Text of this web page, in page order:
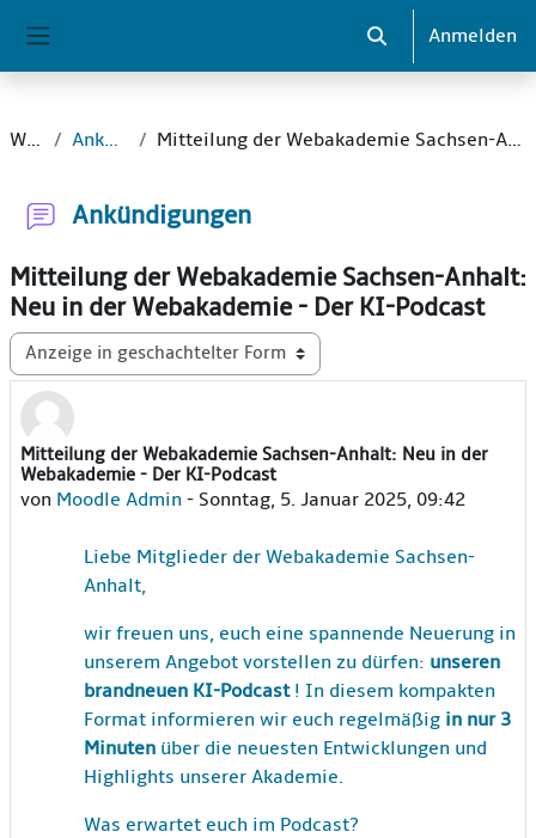
Sucheingabe
Anmelden
Website Ankündigungen Mitteilung der Webakademie Sachsen-Anhalt: Neu in der Webakademie - Der KI-Podcast
Ankündigungen
Mitteilung der Webakademie Sachsen-Anhalt:
Neu in der Webakademie - Der KI-Podcast
Anzeigemodus
Mitteilung der Webakademie Sachsen-Anhalt: Neu in der
Webakademie - Der KI-Podcast
von Moodle Admin - Sonntag, 5. Januar 2025, 09:42
Anzahl Antworten: 0
Liebe Mitglieder der Webakademie Sachsen-
Anhalt,
wir freuen uns, euch eine spannende Neuerung in
unserem Angebot vorstellen zu dürfen: unseren
brandneuen KI-Podcast ! In diesem kompakten
Format informieren wir euch regelmäßig in nur 3
Minuten über die neuesten Entwicklungen und
Highlights unserer Akademie.
Was erwartet euch im Podcast?